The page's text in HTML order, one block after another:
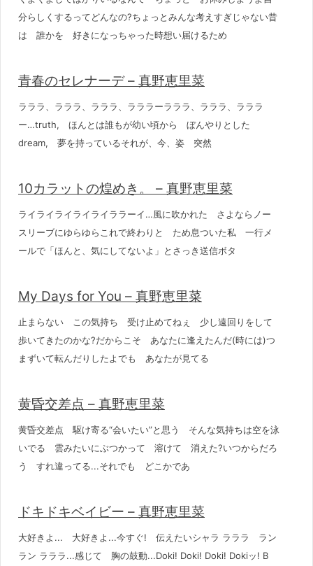
分らしくするってどんなの?ちょっとみんな考えすぎじゃない昔
は 誰かを 好きになっちゃった時想い届けるため
青春のセレナーデ – 真野恵里菜
ラララ、ラララ、ラララ、ラララーラララ、ラララ、ラララ
ー…truth, ほんとは誰もが幼い頃から ぼんやりとした
dream, 夢を持っているそれが、今、姿 突然
10カラットの煌めき。 – 真野恵里菜
ライライライライライララーイ…風に吹かれた さよならノー
スリーブにゆらゆらこれで終わりと ため息ついた私 一行メ
ールで「ほんと、気にしてないよ」とさっき送信ボタ
My Days for You – 真野恵里菜
止まらない この気持ち 受け止めてねぇ 少し遠回りをして
歩いてきたのかな?だからこそ あなたに逢えたんだ(時には)つ
まずいて転んだりしたよでも あなたが見てる
黄昏交差点 – 真野恵里菜
黄昏交差点 駆け寄る“会いたい”と思う そんな気持ちは空を泳
いでる 雲みたいにぶつかって 溶けて 消えた?いつからだろ
う すれ違ってる...それでも どこかであ
ドキドキベイビー – 真野恵里菜
大好きよ... 大好きよ...今すぐ! 伝えたいシャラ ラララ ラン
ラン ラララ...感じて 胸の鼓動...Doki! Doki! Doki! Dokiッ! B